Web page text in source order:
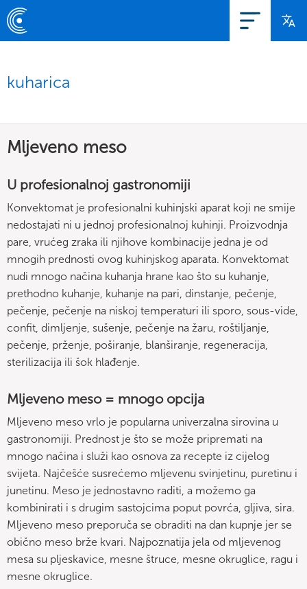
kuharica
Mljeveno meso
U profesionalnoj gastronomiji
Konvektomat je profesionalni kuhinjski aparat koji ne smije
nedostajati ni u jednoj profesionalnoj kuhinji. Proizvodnja
pare, vrućeg zraka ili njihove kombinacije jedna je od
mnogih prednosti ovog kuhinjskog aparata. Konvektomat
nudi mnogo načina kuhanja hrane kao što su kuhanje,
prethodno kuhanje, kuhanje na pari, dinstanje, pečenje,
pečenje, pečenje na niskoj temperaturi ili sporo, sous-vide,
confit, dimljenje, sušenje, pečenje na žaru, roštiljanje,
pečenje, prženje, poširanje, blanširanje, regeneracija,
sterilizacija ili šok hlađenje.
Mljeveno meso = mnogo opcija
Mljeveno meso vrlo je popularna univerzalna sirovina u
gastronomiji. Prednost je što se može pripremati na
mnogo načina i služi kao osnova za recepte iz cijelog
svijeta. Najčešće susrećemo mljevenu svinjetinu, puretinu i
junetinu. Meso je jednostavno raditi, a možemo ga
kombinirati i s drugim sastojcima poput povrća, gljiva, sira.
Mljeveno meso preporuča se obraditi na dan kupnje jer se
obično meso brže kvari. Najpoznatija jela od mljevenog
mesa su pljeskavice, mesne štruce, mesne okruglice, ragu i
mesne okruglice.